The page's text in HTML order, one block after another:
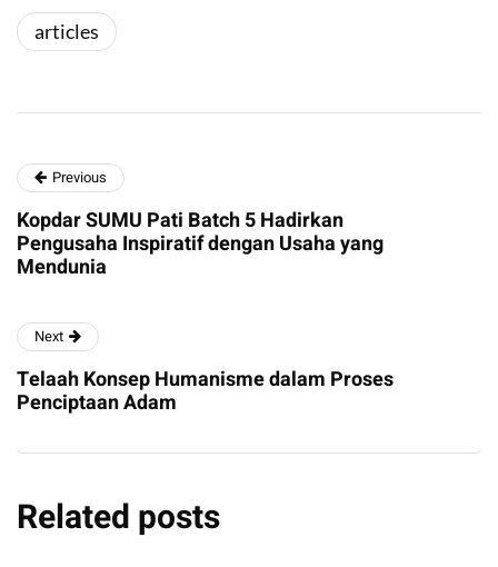
articles
Previous
Kopdar SUMU Pati Batch 5 Hadirkan
Pengusaha Inspiratif dengan Usaha yang
Mendunia
Next
Telaah Konsep Humanisme dalam Proses
Penciptaan Adam
Related posts